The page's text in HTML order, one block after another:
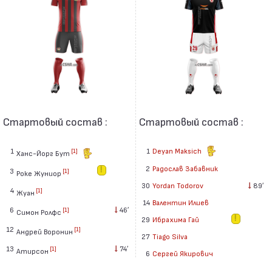
Стартовый состав :
1 Ханс-Йорг Бут [1]
3 Роке Жуниор [1]
4 Жуан [1]
6 Симон Ролфс [1] 46′
12 Андрей Воронин [1]
13 Атирсон [1] 74′
Стартовый состав :
1 Deyan Maksich
2 Радослав Забавник
30 Yordan Todorov
89′
14 Валентин Илиев
29 Ибрахима Гай
27 Tiago Silva
6 Сергей Якирович